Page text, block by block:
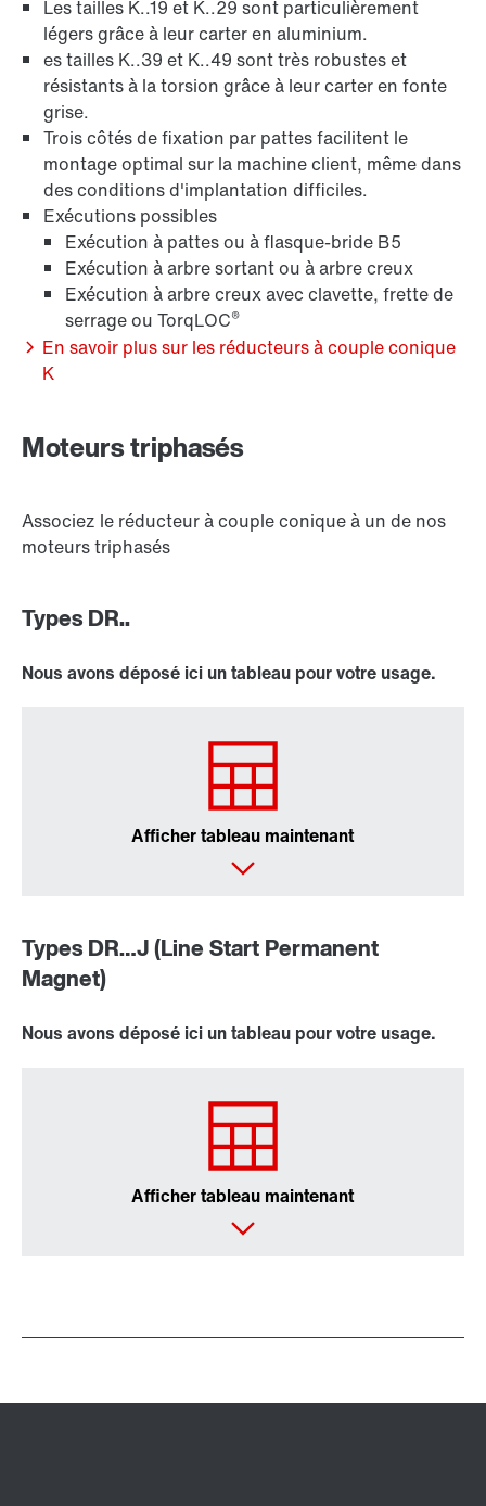
Les tailles K..19 et K..29 sont particulièrement
légers grâce à leur carter en aluminium.
es tailles K..39 et K..49 sont très robustes et
résistants à la torsion grâce à leur carter en fonte
grise.
Trois côtés de fixation par pattes facilitent le
montage optimal sur la machine client, même dans
des conditions d'implantation difficiles.
Exécutions possibles
Exécution à pattes ou à flasque-bride B5
Exécution à arbre sortant ou à arbre creux
Exécution à arbre creux avec clavette, frette de
serrage ou TorqLOC®
En savoir plus sur les réducteurs à couple conique
K
Moteurs triphasés
Associez le réducteur à couple conique à un de nos
moteurs triphasés
Types DR..
Nous avons déposé ici un tableau pour votre usage.
Afficher tableau maintenant
Types DR…J (Line Start Permanent
Magnet)
Nous avons déposé ici un tableau pour votre usage.
Afficher tableau maintenant